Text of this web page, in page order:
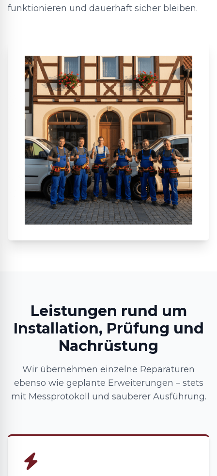
funktionieren und dauerhaft sicher bleiben.
Leistungen rund um
Installation, Prüfung und
Nachrüstung
Wir übernehmen einzelne Reparaturen
ebenso wie geplante Erweiterungen – stets
mit Messprotokoll und sauberer Ausführung.